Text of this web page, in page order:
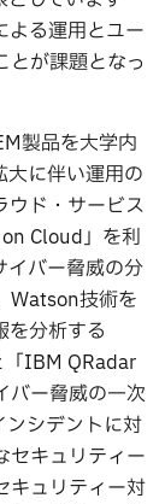
よる運用とユー
とが課題となっ
製品を大学内
大に伴い運用の
ウド・サービス
Cloud」を利
イバー脅威の分
Watson技術を
を分析する
IBM QRadar
バー脅威の一次
ンシデントに対
セキュリティー
キュリティー対